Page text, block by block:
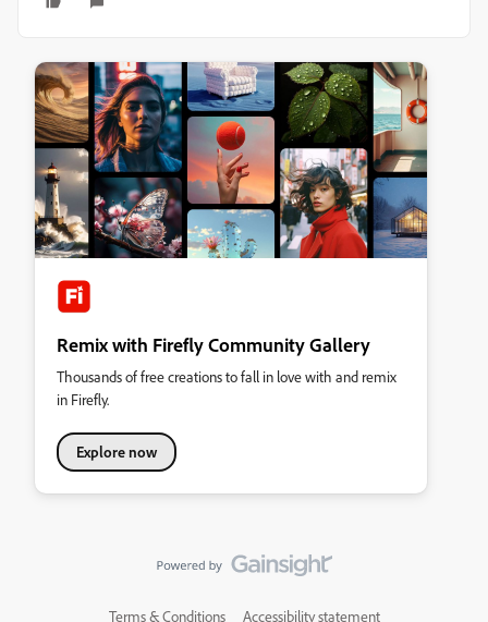
Remix with Firefly Community Gallery
Thousands of free creations to fall in love with and remix
in Firefly.
Explore now
Terms & Conditions Accessibility statement